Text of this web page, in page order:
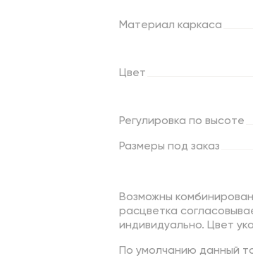
Материал каркаса
Цвет
Регулировка по высоте
Размеры под заказ
Возможны
расцветка
индивидуально. Цвет
По умолчанию данный